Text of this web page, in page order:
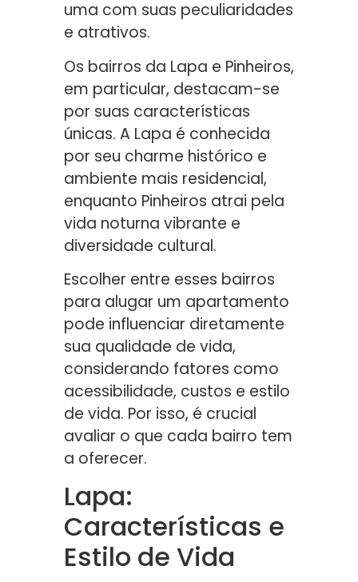
uma com suas peculiaridades
e atrativos.
Os bairros da Lapa e Pinheiros,
em particular, destacam-se
por suas características
únicas. A Lapa é conhecida
por seu charme histórico e
ambiente mais residencial,
enquanto Pinheiros atrai pela
vida noturna vibrante e
diversidade cultural.
Escolher entre esses bairros
para alugar um apartamento
pode influenciar diretamente
sua qualidade de vida,
considerando fatores como
acessibilidade, custos e estilo
de vida. Por isso, é crucial
avaliar o que cada bairro tem
a oferecer.
Lapa:
Características e
Estilo de Vida